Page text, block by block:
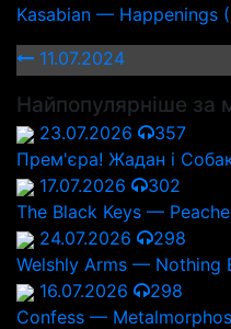
Kasabian — Happenings
11.07.2024
Найпопулярніше за
23.07.2026
357
Прем'єра! Жадан і
17.07.2026
302
The Black Keys —
24.07.2026
298
Welshly Arms — Nothing
16.07.2026
298
Confess —